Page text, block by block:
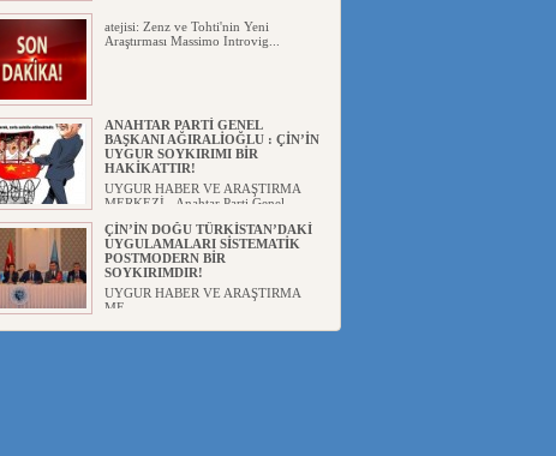
atejisi: Zenz ve Tohti'nin Yeni
Araştırması Massimo Introvig...
ANAHTAR PARTİ GENEL
BAŞKANI AĞIRALİOĞLU : ÇİN’İN
UYGUR SOYKIRIMI BİR
HAKİKATTIR!
UYGUR HABER VE ARAŞTIRMA
MERKEZİ Anahtar Parti Genel
ÇİN’İN DOĞU TÜRKİSTAN’DAKİ
UYGULAMALARI SİSTEMATİK
POSTMODERN BİR
SOYKIRIMDIR!
UYGUR HABER VE ARAŞTIRMA
ME...
DİYANET AKADEMİSİ BAŞKANI